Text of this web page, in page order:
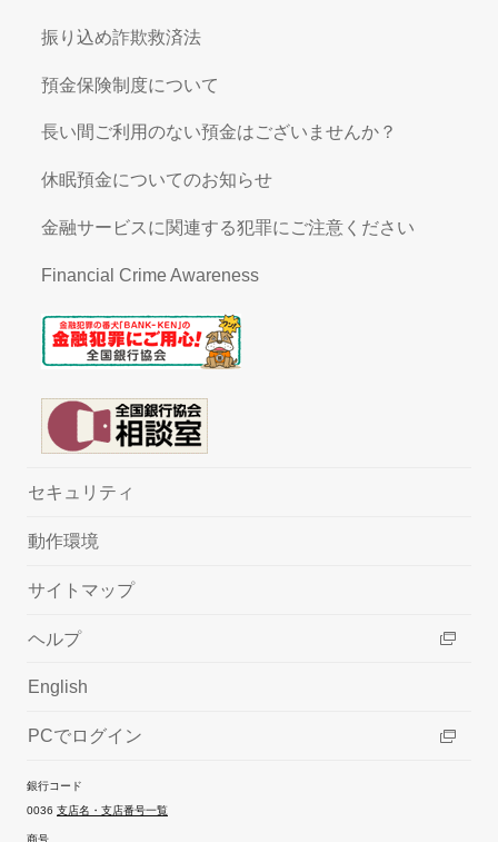
振り込め詐欺救済法
預金保険制度について
長い間ご利用のない預金はございませんか？
休眠預金についてのお知らせ
金融サービスに関連する犯罪にご注意ください
Financial Crime Awareness
セキュリティ
動作環境
サイトマップ
ヘルプ
English
PCでログイン
銀行コード
0036 支店名・支店番号一覧
商号